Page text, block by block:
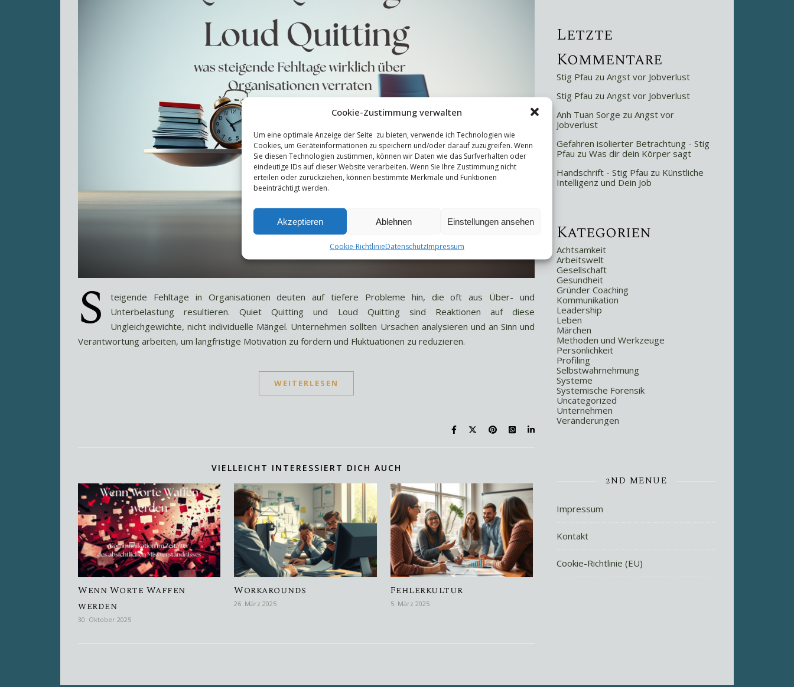
Cookie-Zustimmung verwalten
Um eine optimale Anzeige der Seite zu bieten, verwende ich Technologien wie
Cookies, um Geräteinformationen zu speichern und/oder darauf zuzugreifen. Wenn
Sie diesen Technologien zustimmen, können wir Daten wie das Surfverhalten oder
eindeutige IDs auf dieser Website verarbeiten. Wenn Sie Ihre Zustimmung nicht
erteilen oder zurückziehen, können bestimmte Merkmale und Funktionen
beeinträchtigt werden.
Akzeptieren Ablehnen Einstellungen ansehen
Cookie-RichtlinieDatenschutzImpressum
S
teigende Fehltage in Organisationen deuten auf tiefere Probleme hin, die oft aus Über- und
Unterbelastung resultieren. Quiet Quitting und Loud Quitting sind Reaktionen auf diese
Ungleichgewichte, nicht individuelle Mängel. Unternehmen sollten Ursachen analysieren und an Sinn und
Verantwortung arbeiten, um langfristige Motivation zu fördern und Fluktuationen zu reduzieren.
WEITERLESEN
VIELLEICHT INTERESSIERT DICH AUCH
Wenn Worte Waffen
werden
30. Oktober 2025
Workarounds
26. März 2025
Fehlerkultur
5. März 2025
Letzte
Kommentare
Stig Pfau zu Angst vor Jobverlust
Stig Pfau zu Angst vor Jobverlust
Anh Tuan Sorge zu Angst vor
Jobverlust
Gefahren isolierter Betrachtung - Stig
Pfau zu Was dir dein Körper sagt
Handschrift - Stig Pfau zu Künstliche
Intelligenz und Dein Job
Kategorien
Achtsamkeit
Arbeitswelt
Gesellschaft
Gesundheit
Gründer Coaching
Kommunikation
Leadership
Leben
Märchen
Methoden und Werkzeuge
Persönlichkeit
Profiling
Selbstwahrnehmung
Systeme
Systemische Forensik
Uncategorized
Unternehmen
Veränderungen
2ND MENUE
Impressum
Kontakt
Cookie-Richtlinie (EU)